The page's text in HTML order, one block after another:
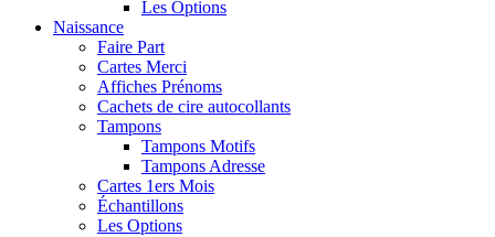
Les Options
Naissance
Faire Part
Cartes Merci
Affiches Prénoms
Cachets de cire autocollants
Tampons
Tampons Motifs
Tampons Adresse
Cartes 1ers Mois
Échantillons
Les Options